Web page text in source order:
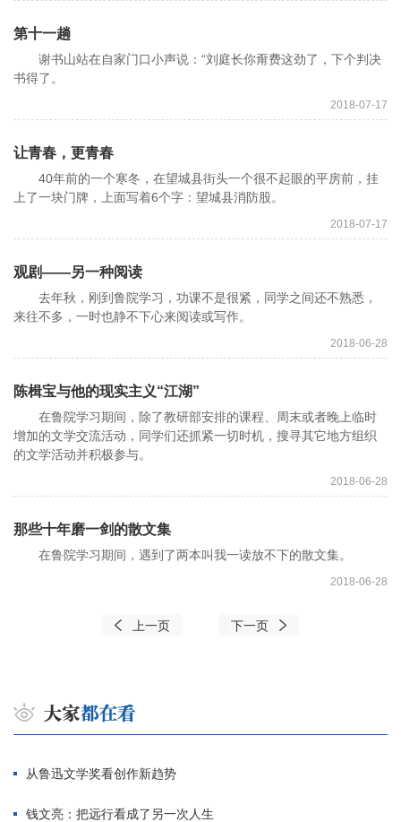
第十一趟
谢书山站在自家门口小声说：“刘庭长你甭费这劲了，下个判决
书得了。
2018-07-17
让青春，更青春
40年前的一个寒冬，在望城县街头一个很不起眼的平房前，挂
上了一块门牌，上面写着6个字：望城县消防股。
2018-07-17
观剧——另一种阅读
去年秋，刚到鲁院学习，功课不是很紧，同学之间还不熟悉，
来往不多，一时也静不下心来阅读或写作。
2018-06-28
陈楫宝与他的现实主义“江湖”
在鲁院学习期间，除了教研部安排的课程、周末或者晚上临时
增加的文学交流活动，同学们还抓紧一切时机，搜寻其它地方组织
的文学活动并积极参与。
2018-06-28
那些十年磨一剑的散文集
在鲁院学习期间，遇到了两本叫我一读放不下的散文集。
2018-06-28
上一页 下一页
从鲁迅文学奖看创作新趋势
钱文亮：把远行看成了另一次人生